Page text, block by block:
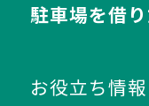
駐車場を借
お役立ち情報